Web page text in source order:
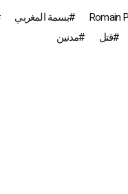
Romain بسمة المغربي
قتل مدنين